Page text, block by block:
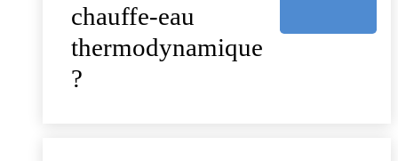
chauffe-eau
thermodynamique
?